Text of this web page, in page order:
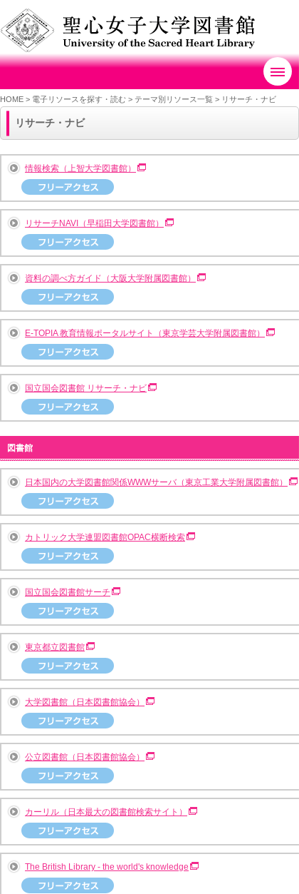
HOME > 電子リソースを探す・読む > テーマ別リソース一覧 > リサーチ・ナビ
リサーチ・ナビ
情報検索（上智大学図書館）
リサーチNAVI（早稲田大学図書館）
資料の調べ方ガイド（大阪大学附属図書館）
E-TOPIA 教育情報ポータルサイト（東京学芸大学附属図書館）
国立国会図書館 リサーチ・ナビ
図書館
日本国内の大学図書館関係WWWサーバ（東京工業大学附属図書館）
カトリック大学連盟図書館OPAC横断検索
国立国会図書館サーチ
東京都立図書館
大学図書館（日本図書館協会）
公立図書館（日本図書館協会）
カーリル（日本最大の図書館検索サイト）
The British Library - the world's knowledge